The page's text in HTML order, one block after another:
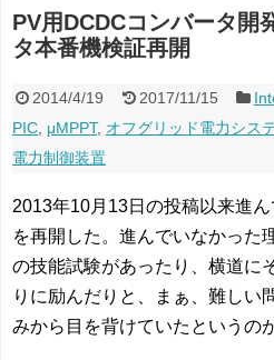
PV用DCDCコンバータ開
タ本番機検証再開
2014/4/19 2017/11/15
PIC μMPPT, オフグリッド電力シス
電力制御装置
2013年10月13日の投稿以来進
を再開した。進んでいなかった
の技能試験があったり、横道に
りに励んだりと、まぁ、難しい
みから目を背けていたというの